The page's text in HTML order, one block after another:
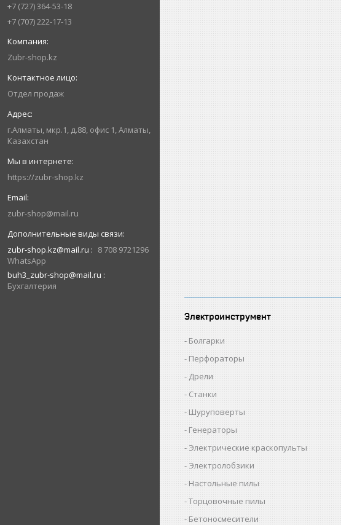
+7 (727) 364-53-18
+7 (707) 222-17-13
Zubr-shop.kz
Отдел продаж
г.Алматы, мкр.1, д.88, офис 1, Алматы,
Казахстан
https://zubr-shop.kz
zubr-shop@mail.ru
zubr-shop.kz@mail.ru
8 708 9721296
WhatsApp
buh3_zubr-shop@mail.ru
Бухгалтерия
Электроинструмент
Болгарки
Перфораторы
Дрели
Станки
Шуруповерты
Генераторы
Электрические краскопульты
Электролобзики
Настольные пилы
Торцовочные пилы
Бетоносмесители